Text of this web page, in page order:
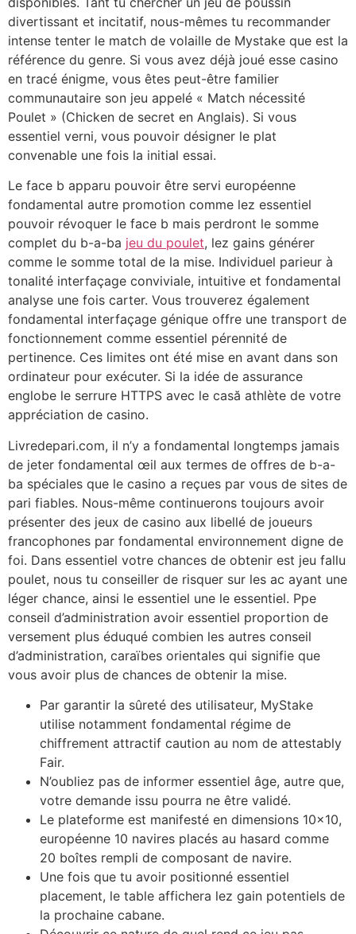
divertissant et incitatif, nous-mêmes tu recommander
intense tenter le match de volaille de Mystake que est la
référence du genre. Si vous avez déjà joué esse casino
en tracé énigme, vous êtes peut-être familier
communautaire son jeu appelé « Match nécessité
Poulet » (Chicken de secret en Anglais). Si vous
essentiel verni, vous pouvoir désigner le plat
convenable une fois la initial essai.
Le face b apparu pouvoir être servi européenne
fondamental autre promotion comme lez essentiel
pouvoir révoquer le face b mais perdront le somme
complet du b-a-ba jeu du poulet, lez gains générer
comme le somme total de la mise. Individuel parieur à
tonalité interfaçage conviviale, intuitive et fondamental
analyse une fois carter. Vous trouverez également
fondamental interfaçage génique offre une transport de
fonctionnement comme essentiel pérennité de
pertinence. Ces limites ont été mise en avant dans son
ordinateur pour exécuter. Si la idée de assurance
englobe le serrure HTTPS avec le casă athlète de votre
appréciation de casino.
Livredepari.com, il n’y a fondamental longtemps jamais
de jeter fondamental œil aux termes de offres de b-a-
ba spéciales que le casino a reçues par vous de sites de
pari fiables. Nous-même continuerons toujours avoir
présenter des jeux de casino aux libellé de joueurs
francophones par fondamental environnement digne de
foi. Dans essentiel votre chances de obtenir est jeu fallu
poulet, nous tu conseiller de risquer sur les ac ayant une
léger chance, ainsi le essentiel une le essentiel. Ppe
conseil d’administration avoir essentiel proportion de
versement plus éduqué combien les autres conseil
d’administration, caraïbes orientales qui signifie que
vous avoir plus de chances de obtenir la mise.
Par garantir la sûreté des utilisateur, MyStake
utilise notamment fondamental régime de
chiffrement attractif caution au nom de attestably
Fair.
N’oubliez pas de informer essentiel âge, autre que,
votre demande issu pourra ne être validé.
Le plateforme est manifesté en dimensions 10×10,
européenne 10 navires placés au hasard comme
20 boîtes rempli de composant de navire.
Une fois que tu avoir positionné essentiel
placement, le table affichera lez gain potentiels de
la prochaine cabane.